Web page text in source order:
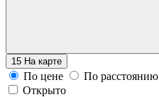
15 На карте
По цене
По расстоянию
Открыто